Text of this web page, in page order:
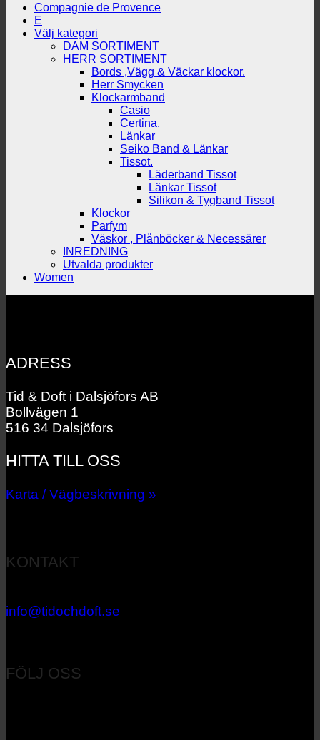
Compagnie de Provence
E
Välj kategori
DAM SORTIMENT
HERR SORTIMENT
Bords ,Vägg & Väckar klockor.
Herr Smycken
Klockarmband
Casio
Certina.
Länkar
Seiko Band & Länkar
Tissot.
Läderband Tissot
Länkar Tissot
Silikon & Tygband Tissot
Klockor
Parfym
Väskor , Plånböcker & Necessärer
INREDNING
Utvalda produkter
Women
ADRESS
Tid & Doft i Dalsjöfors AB
Bollvägen 1
516 34 Dalsjöfors
HITTA TILL OSS
Karta / Vägbeskrivning »
KONTAKT
info@tidochdoft.se
FÖLJ OSS